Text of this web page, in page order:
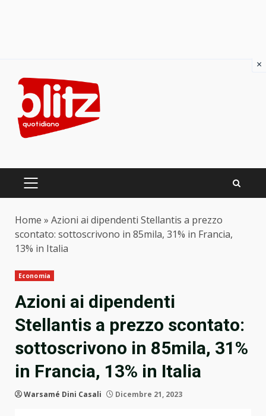
content
PRIMARY
Home » Azioni ai dipendenti Stellantis a prezzo
scontato: sottoscrivono in 85mila, 31% in Francia,
13% in Italia
Economia
Azioni ai dipendenti
Stellantis a prezzo scontato:
sottoscrivono in 85mila, 31%
in Francia, 13% in Italia
Warsamé Dini Casali Dicembre 21, 2023
×